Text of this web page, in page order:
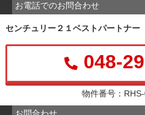
お電話でのお問合わせ
センチュリー２１ベストパートナー
048-
物件番号：